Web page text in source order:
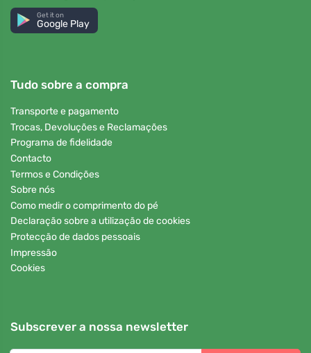
Get it on
Google Play
Tudo sobre a compra
Transporte e pagamento
Trocas, Devoluções e Reclamações
Programa de fidelidade
Contacto
Termos e Condições
Sobre nós
Como medir o comprimento do pé
Declaração sobre a utilização de cookies
Protecção de dados pessoais
Impressão
Cookies
Subscrever a nossa newsletter